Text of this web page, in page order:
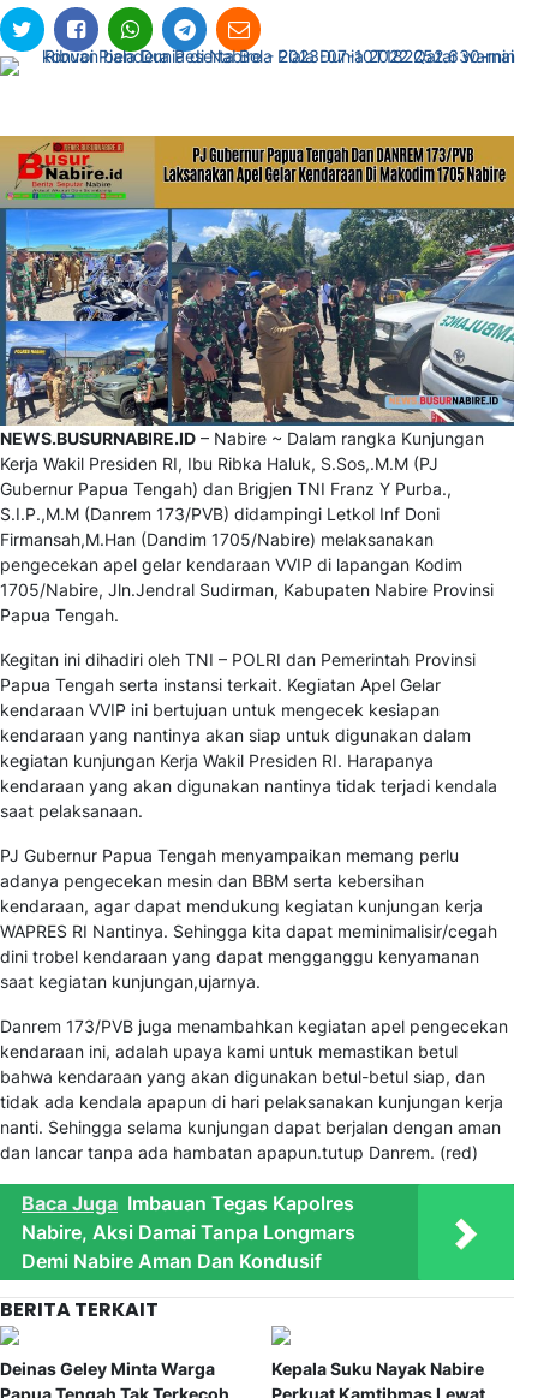
NEWS.BUSURNABIRE.ID – Nabire ~ Dalam rangka Kunjungan
Kerja Wakil Presiden RI, Ibu Ribka Haluk, S.Sos,.M.M (PJ
Gubernur Papua Tengah) dan Brigjen TNI Franz Y Purba.,
S.I.P.,M.M (Danrem 173/PVB) didampingi Letkol Inf Doni
Firmansah,M.Han (Dandim 1705/Nabire) melaksanakan
pengecekan apel gelar kendaraan VVIP di lapangan Kodim
1705/Nabire, Jln.Jendral Sudirman, Kabupaten Nabire Provinsi
Papua Tengah.
Kegitan ini dihadiri oleh TNI – POLRI dan Pemerintah Provinsi
Papua Tengah serta instansi terkait. Kegiatan Apel Gelar
kendaraan VVIP ini bertujuan untuk mengecek kesiapan
kendaraan yang nantinya akan siap untuk digunakan dalam
kegiatan kunjungan Kerja Wakil Presiden RI. Harapanya
kendaraan yang akan digunakan nantinya tidak terjadi kendala
saat pelaksanaan.
PJ Gubernur Papua Tengah menyampaikan memang perlu
adanya pengecekan mesin dan BBM serta kebersihan
kendaraan, agar dapat mendukung kegiatan kunjungan kerja
WAPRES RI Nantinya. Sehingga kita dapat meminimalisir/cegah
dini trobel kendaraan yang dapat mengganggu kenyamanan
saat kegiatan kunjungan,ujarnya.
Danrem 173/PVB juga menambahkan kegiatan apel pengecekan
kendaraan ini, adalah upaya kami untuk memastikan betul
bahwa kendaraan yang akan digunakan betul-betul siap, dan
tidak ada kendala apapun di hari pelaksanakan kunjungan kerja
nanti. Sehingga selama kunjungan dapat berjalan dengan aman
dan lancar tanpa ada hambatan apapun.tutup Danrem. (red)
Baca Juga Imbauan Tegas Kapolres
Nabire, Aksi Damai Tanpa Longmars
Demi Nabire Aman Dan Kondusif
BERITA TERKAIT
Deinas Geley Minta Warga
Papua Tengah Tak Terkecoh
Kepala Suku Nayak Nabire
Perkuat Kamtibmas Lewat